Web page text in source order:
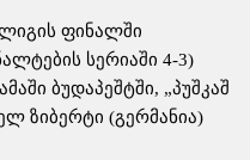
ფინალში
სერიაში 4-3)
ბუდაპეშტში, „პუშკაშ
ზიბერტი (გერმანია)